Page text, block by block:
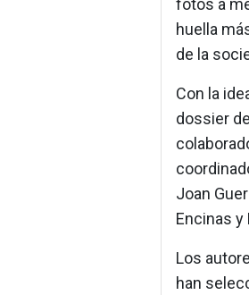
fotos a
huella
de la
Con la
dossier
Joan
Encinas y
Los
han